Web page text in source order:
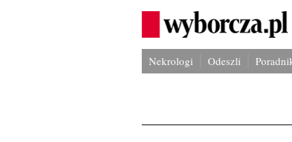
Nekrologi Odeszli